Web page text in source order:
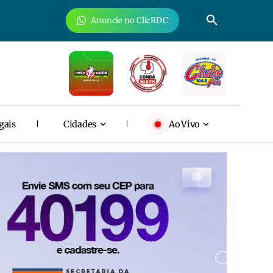
Anuncie no ClicRDC
Cidades Ao Vivo